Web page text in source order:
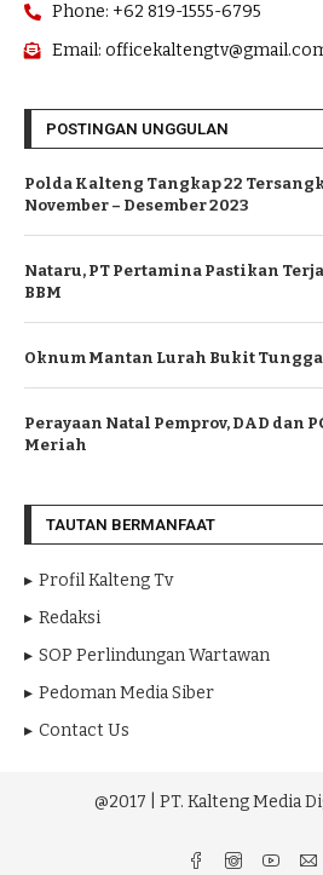
Phone: +62 819-1555-6795
Email:
POSTINGAN UNGGULAN
Polda Kalteng Tangkap 22
November – Desember 2023
Nataru, PT Pertamina Pastikan
BBM
Oknum Mantan Lurah Bukit
Perayaan Natal Pemprov, DAD dan
Meriah
TAUTAN BERMANFAAT
Profil Kalteng Tv
Redaksi
SOP Perlindungan Wartawan
Pedoman Media Siber
Contact Us
@2017 | PT. Kalteng Media